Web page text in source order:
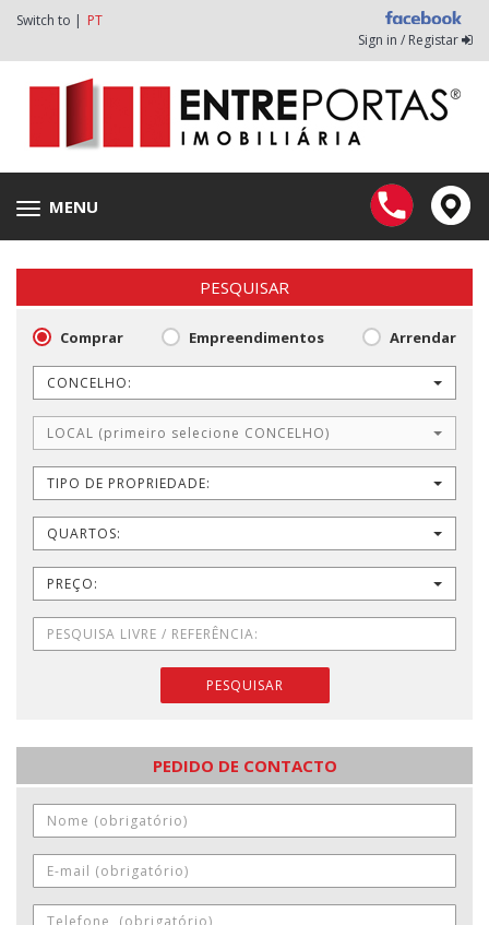
Switch to | PT
Sign in / Registar
Toggle
navigation
MENU
PESQUISAR
Comprar Empreendimentos Arrendar
CONCELHO:
LOCAL (primeiro selecione CONCELHO)
TIPO DE PROPRIEDADE:
QUARTOS:
PREÇO:
PESQUISAR
PEDIDO DE CONTACTO